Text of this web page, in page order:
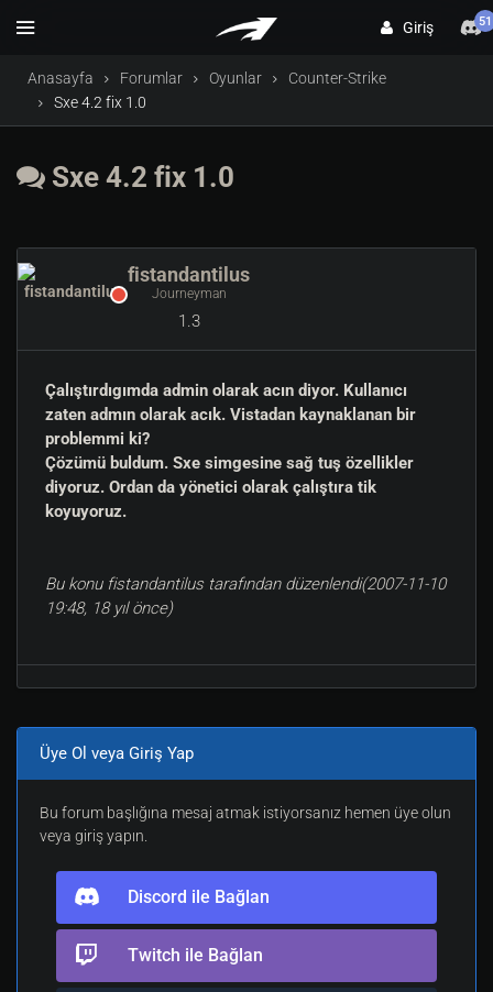
Giriş 51
Anasayfa Forumlar Oyunlar
Counter-Strike
Sxe 4.2 fix 1.0
Sxe 4.2 fix 1.0
fistandantilus
Journeyman
1.3
Çalıştırdıgımda admin olarak acın diyor. Kullanıcı
zaten admın olarak acık. Vistadan kaynaklanan bir
problemmi ki?
Çözümü buldum. Sxe simgesine sağ tuş özellikler
diyoruz. Ordan da yönetici olarak çalıştıra tik
koyuyoruz.
Bu konu fistandantilus tarafından düzenlendi(2007-11-10
19:48, 18 yıl önce)
Üye Ol veya Giriş Yap
Bu forum başlığına mesaj atmak istiyorsanız hemen üye olun
veya giriş yapın.
Discord ile Bağlan
Twitch ile Bağlan